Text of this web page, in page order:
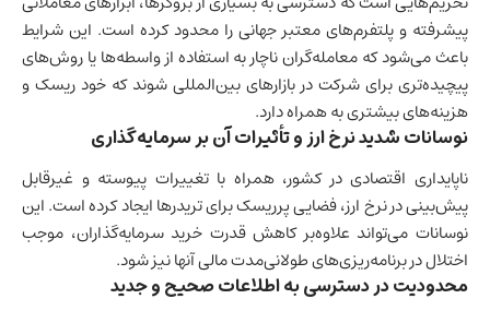
پیشرفته و پلتفرم‌های معتبر جهانی را محدود کرده است. این شرایط
باعث می‌شود که معامله‌گران ناچار به استفاده از واسطه‌ها یا روش‌های
پیچیده‌تری برای شرکت در بازارهای بین‌المللی شوند که خود ریسک و
هزینه‌های بیشتری به همراه دارد.
نوسانات شدید نرخ ارز و تأثیرات آن بر سرمایه‌گذاری
ناپایداری اقتصادی در کشور، همراه با تغییرات پیوسته و غیرقابل
پیش‌بینی در نرخ ارز، فضایی پرریسک برای تریدرها ایجاد کرده است. این
نوسانات می‌تواند علاوه‌بر کاهش قدرت خرید سرمایه‌گذاران، موجب
اختلال در برنامه‌ریزی‌های طولانی‌مدت مالی آنها نیز شود.
محدودیت در دسترسی به اطلاعات صحیح و جدید